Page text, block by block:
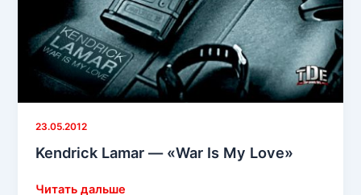
23.05.2012
Kendrick Lamar — «War Is My Love»
Kendrick
Читать дальше